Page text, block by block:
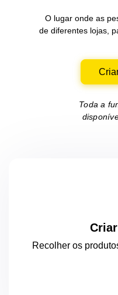
O lugar onde as
de diferentes lojas,
Toda a
Recolher os